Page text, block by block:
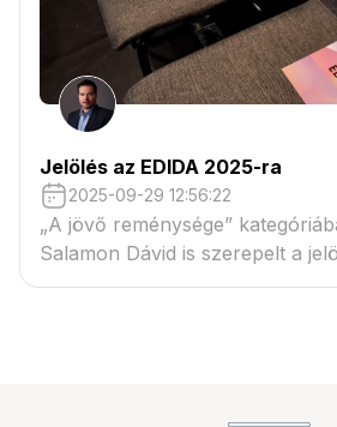
Jelölés az EDIDA 2025-ra
2025-09-29 12:56:22
„A jövő reménysége”
Salamon Dávid is szerepelt a